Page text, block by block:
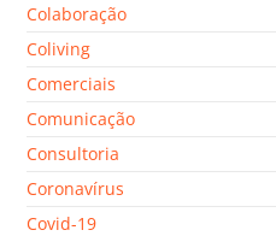
Colaboração
Coliving
Comerciais
Comunicação
Consultoria
Coronavírus
Covid-19